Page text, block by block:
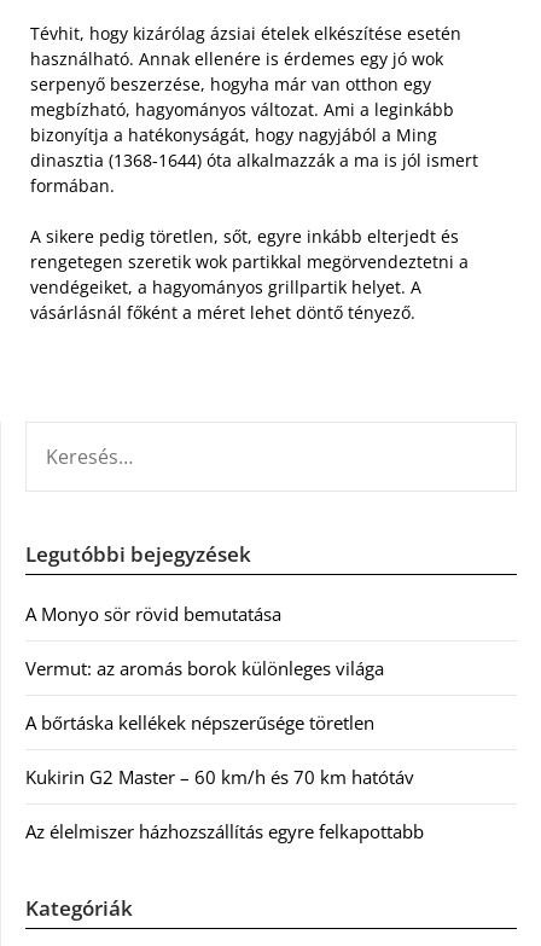
Tévhit, hogy kizárólag ázsiai ételek elkészítése esetén
használható. Annak ellenére is érdemes egy jó wok
serpenyő beszerzése, hogyha már van otthon egy
megbízható, hagyományos változat. Ami a leginkább
bizonyítja a hatékonyságát, hogy nagyjából a Ming
dinasztia (1368-1644) óta alkalmazzák a ma is jól ismert
formában.
A sikere pedig töretlen, sőt, egyre inkább elterjedt és
rengetegen szeretik wok partikkal megörvendeztetni a
vendégeiket, a hagyományos grillpartik helyet. A
vásárlásnál főként a méret lehet döntő tényező.
Legutóbbi bejegyzések
A Monyo sör rövid bemutatása
Vermut: az aromás borok különleges világa
A bőrtáska kellékek népszerűsége töretlen
Kukirin G2 Master – 60 km/h és 70 km hatótáv
Az élelmiszer házhozszállítás egyre felkapottabb
Kategóriák